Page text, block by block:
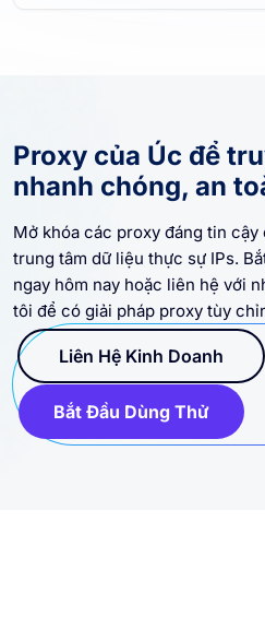
Proxy của Úc để
nhanh chóng, an
Mở khóa các proxy đáng tin
trung tâm dữ liệu thực sự IPs.
ngay hôm nay hoặc liên hệ với
tôi để có giải pháp proxy tùy
Liên Hệ Kinh Doanh
Bắt Đầu Dùng Thử